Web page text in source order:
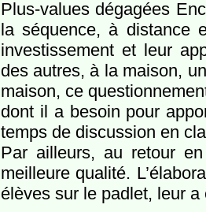
Plus-values dégagées
la séquence, à distance
investissement et leur
des autres, à la maison,
maison, ce
dont il a besoin pour
temps de discussion en
Par ailleurs, au retour
meilleure qualité.
élèves sur le padlet, leur